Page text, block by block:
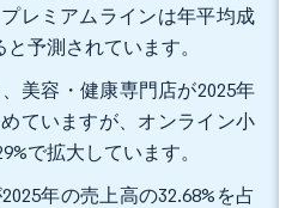
レミアムラインは年平均成
予測されています。
美容・健康専門店が2025年
ていますが、オンライン小
で拡大しています。
年の売上高の32.68%を占